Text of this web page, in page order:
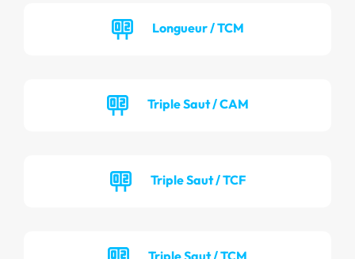
Longueur / TCM
Triple Saut / CAM
Triple Saut / TCF
Triple Saut / TCM